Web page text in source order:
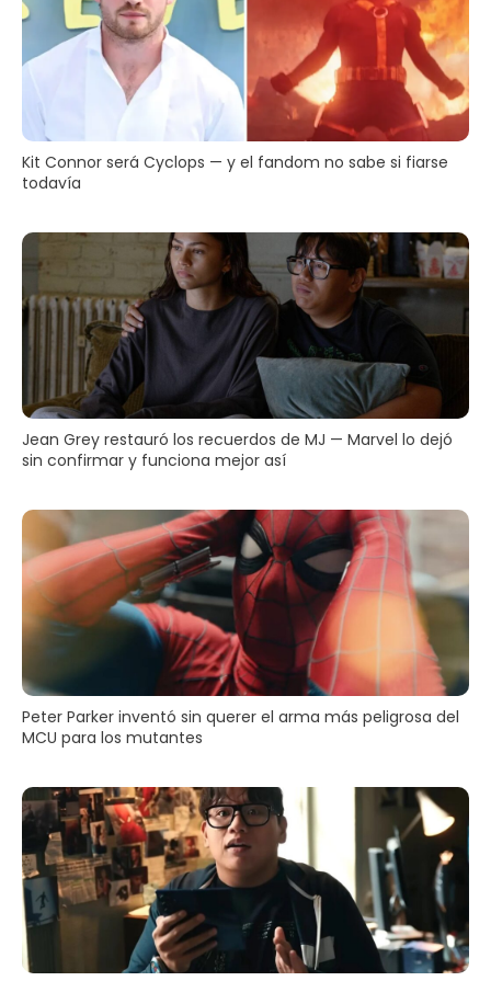
Kit Connor será Cyclops — y el fandom no sabe si fiarse
todavía
Jean Grey restauró los recuerdos de MJ — Marvel lo dejó
sin confirmar y funciona mejor así
Peter Parker inventó sin querer el arma más peligrosa del
MCU para los mutantes